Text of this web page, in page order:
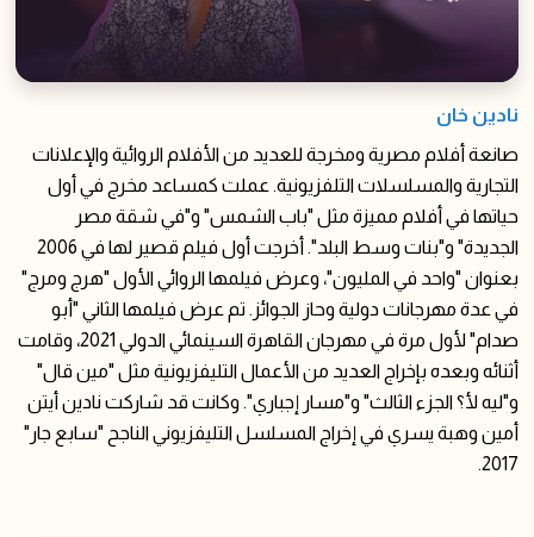
نادين خان
صانعة أفلام مصرية ومخرجة للعديد من الأفلام الروائية والإعلانات
التجارية والمسلسلات التلفزيونية. عملت كمساعد مخرج في أول
حياتها في أفلام مميزة مثل "باب الشمس" و"في شقة مصر
الجديدة" و"بنات وسط البلد". أخرجت أول فيلم قصير لها في 2006
بعنوان "واحد في المليون"، وعرض فيلمها الروائي الأول "هرج ومرج"
في عدة مهرجانات دولية وحاز الجوائز. تم عرض فيلمها الثاني "أبو
صدام" لأول مرة في مهرجان القاهرة السينمائي الدولي 2021، وقامت
أثنائه وبعده بإخراج العديد من الأعمال التليفزيونية مثل "مين قال"
و"ليه لأ؟ الجزء الثالث" و"مسار إجباري". وكانت قد شاركت نادين أيتن
أمين وهبة يسري في إخراج المسلسل التليفزيوني الناجح "سابع جار"
2017.